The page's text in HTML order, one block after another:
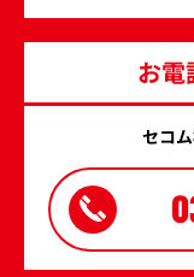
お電
セコ